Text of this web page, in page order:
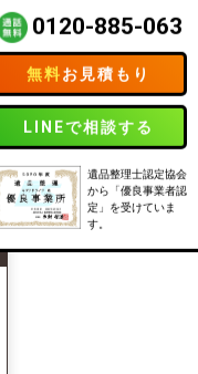
0120-885-063
無料お見積もり
LINEで相談する
遺品整理士認定協会
から「優良事業者認
定」を受けていま
す。